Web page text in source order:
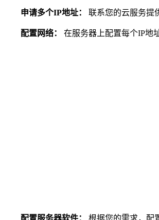
申请多个IP地址： 联系您的云服务提
配置网络： 在服务器上配置每个IP地
配置服务器软件： 根据您的需求，配